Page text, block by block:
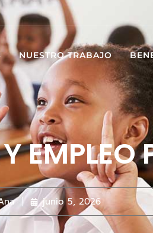
NUESTRO TRABAJO
EMPLEO
junio 5, 2026